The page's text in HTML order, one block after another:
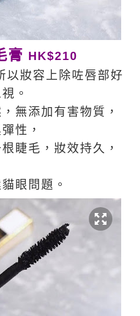
膏 HK$210
以妝容上除咗唇部好
。
無添加有害物質，
性，
睫毛，妝效持久，
眼問題。